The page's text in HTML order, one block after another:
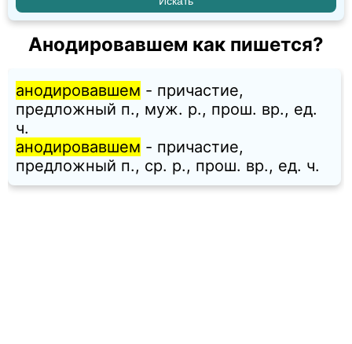
Анодировавшем как пишется?
анодировавшем - причастие,
предложный п., муж. p., прош. вр., ед.
ч.
анодировавшем - причастие,
предложный п., ср. p., прош. вр., ед. ч.